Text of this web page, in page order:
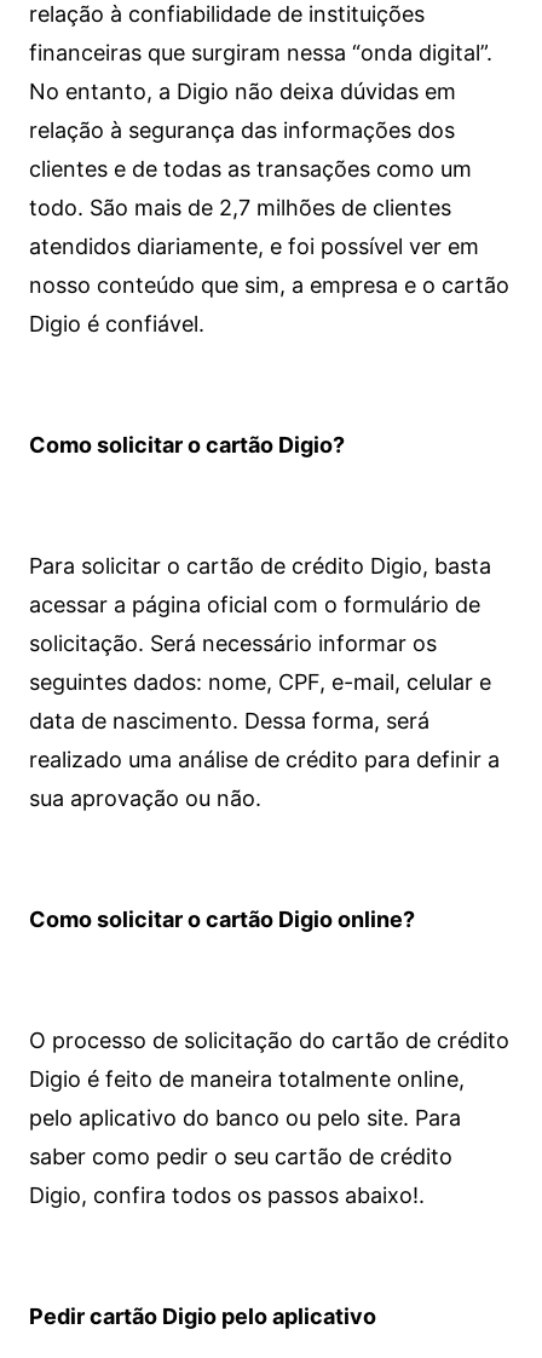
relação à confiabilidade de instituições
financeiras que surgiram nessa “onda digital”.
No entanto, a Digio não deixa dúvidas em
relação à segurança das informações dos
clientes e de todas as transações como um
todo. São mais de 2,7 milhões de clientes
atendidos diariamente, e foi possível ver em
nosso conteúdo que sim, a empresa e o cartão
Digio é confiável.
Como solicitar o cartão Digio?
Para solicitar o cartão de crédito Digio, basta
acessar a página oficial com o formulário de
solicitação. Será necessário informar os
seguintes dados: nome, CPF, e-mail, celular e
data de nascimento. Dessa forma, será
realizado uma análise de crédito para definir a
sua aprovação ou não.
Como solicitar o cartão Digio online?
O processo de solicitação do cartão de crédito
Digio é feito de maneira totalmente online,
pelo aplicativo do banco ou pelo site. Para
saber como pedir o seu cartão de crédito
Digio, confira todos os passos abaixo!.
Pedir cartão Digio pelo aplicativo